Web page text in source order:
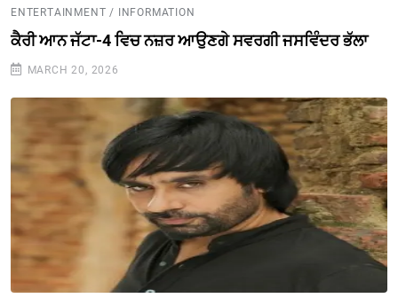
ENTERTAINMENT / INFORMATION
ਕੈਰੀ ਆਨ ਜੱਟਾ-4 ਵਿਚ ਨਜ਼ਰ ਆਉਣਗੇ ਸਵਰਗੀ ਜਸਵਿੰਦਰ ਭੱਲਾ
MARCH 20, 2026